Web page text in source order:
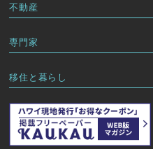
不動産
専門家
移住と暮らし